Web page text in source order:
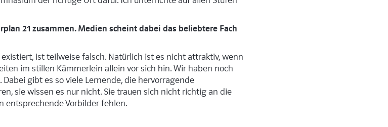
21 zusammen. Medien scheint dabei das beliebtere Fach
ist teilweise falsch. Natürlich ist es nicht attraktiv, wenn
im stillen Kämmerlein allein vor sich hin. Wir haben noch
gibt es so viele Lernende, die hervorragende
sie wissen es nur nicht. Sie trauen sich nicht richtig an die
entsprechende Vorbilder fehlen.